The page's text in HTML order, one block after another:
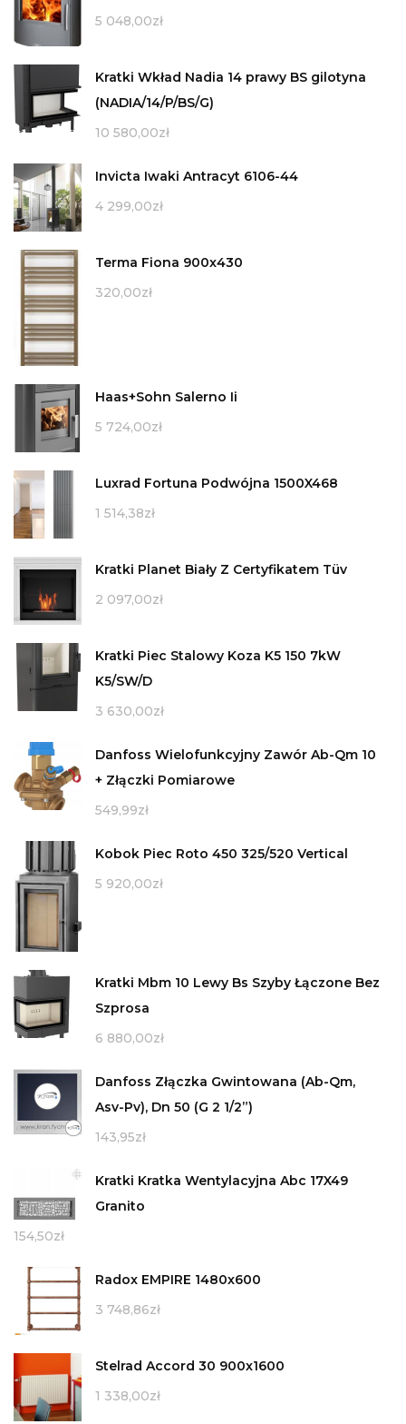
5 048,00zł
Kratki Wkład Nadia 14 prawy BS gilotyna
(NADIA/14/P/BS/G)
10 580,00zł
Invicta Iwaki Antracyt 6106-44
4 299,00zł
Terma Fiona 900x430
320,00zł
Haas+Sohn Salerno Ii
5 724,00zł
Luxrad Fortuna Podwójna 1500X468
1 514,38zł
Kratki Planet Biały Z Certyfikatem Tüv
2 097,00zł
Kratki Piec Stalowy Koza K5 150 7kW
K5/SW/D
3 630,00zł
Danfoss Wielofunkcyjny Zawór Ab-Qm 10
+ Złączki Pomiarowe
549,99zł
Kobok Piec Roto 450 325/520 Vertical
5 920,00zł
Kratki Mbm 10 Lewy Bs Szyby Łączone Bez
Szprosa
6 880,00zł
Danfoss Złączka Gwintowana (Ab-Qm,
Asv-Pv), Dn 50 (G 2 1/2”)
143,95zł
Kratki Kratka Wentylacyjna Abc 17X49
Granito
154,50zł
Radox EMPIRE 1480x600
3 748,86zł
Stelrad Accord 30 900x1600
1 338,00zł